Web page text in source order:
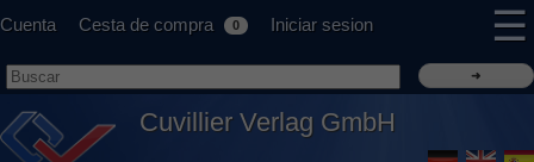
Cuenta Cesta de compra 0 Iniciar sesion ☰
Cuvillier Verlag GmbH